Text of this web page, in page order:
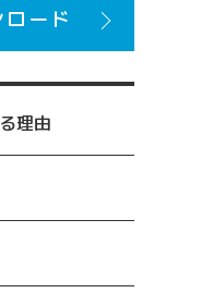
ード
理由